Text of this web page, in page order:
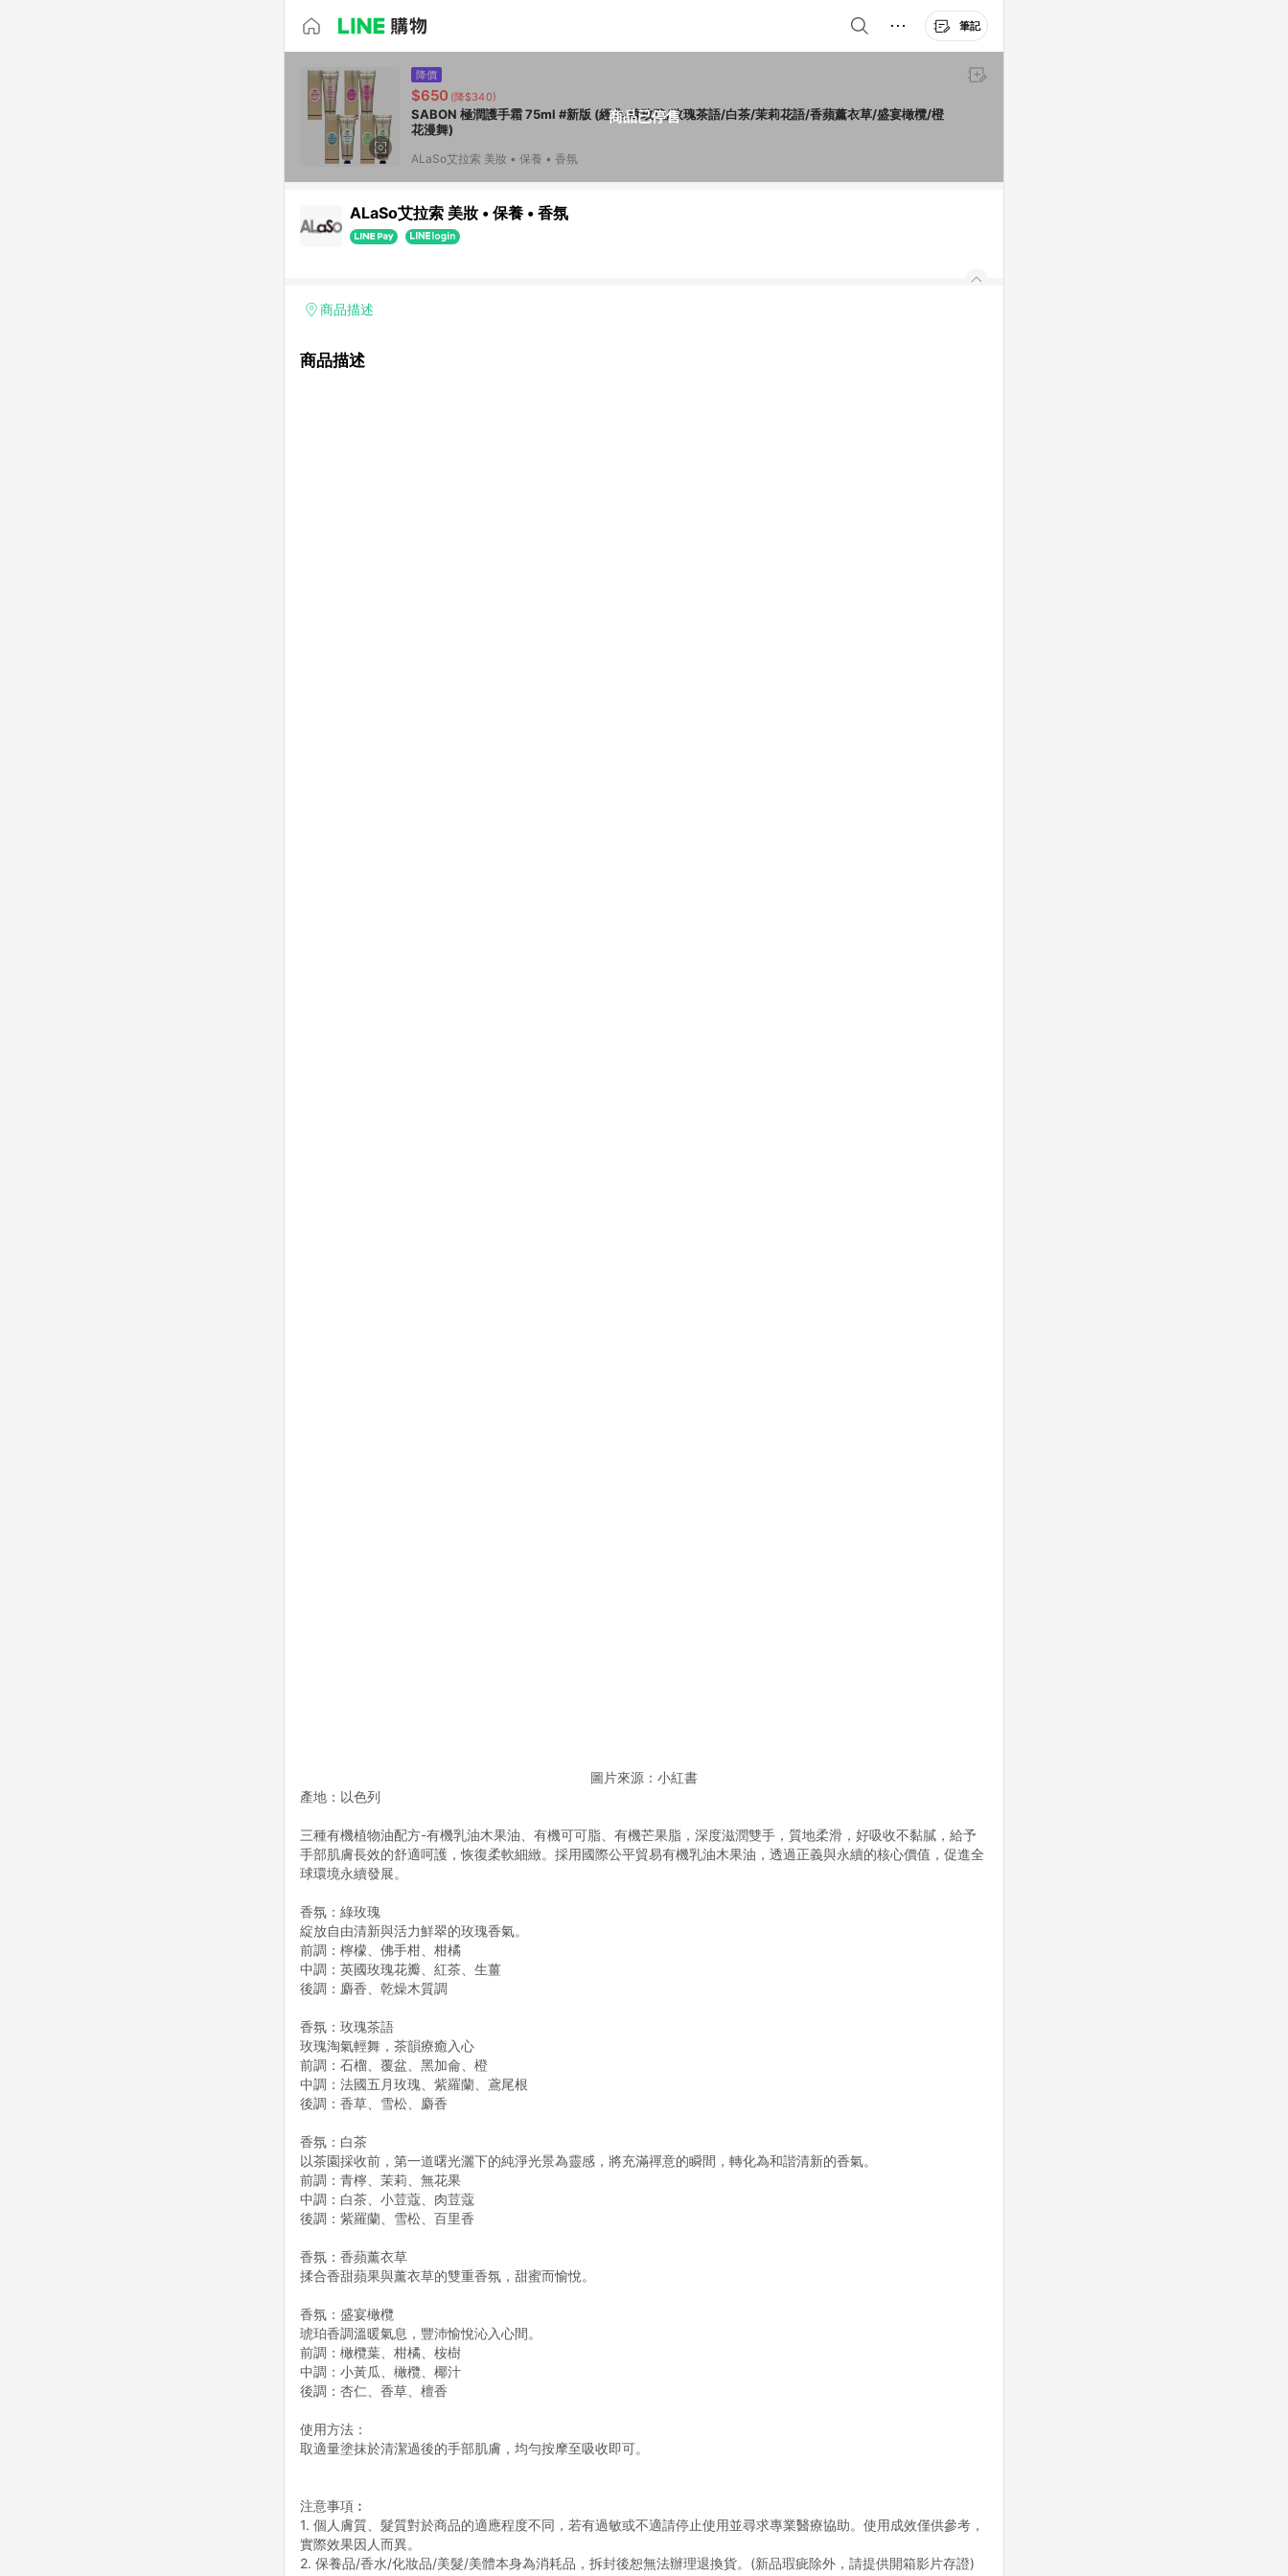
筆記
商品已停售
降價
$650 (降$340)
SABON 極潤護手霜 75ml #新版 (經典/綠玫瑰/玫瑰茶語/白茶/茉莉花語/香蘋薰衣草/盛宴橄欖/橙
花漫舞)
ALaSo艾拉索 美妝 • 保養 • 香氛
ALaSo艾拉索 美妝 • 保養 • 香氛
商品描述
商品描述
圖片來源：小紅書
產地：以色列
三種有機植物油配方-有機乳油木果油、有機可可脂、有機芒果脂，深度滋潤雙手，質地柔滑，好吸收不黏膩，給予
手部肌膚長效的舒適呵護，恢復柔軟細緻。採用國際公平貿易有機乳油木果油，透過正義與永續的核心價值，促進全
球環境永續發展。
香氛：綠玫瑰
綻放自由清新與活力鮮翠的玫瑰香氣。
前調：檸檬、佛手柑、柑橘
中調：英國玫瑰花瓣、紅茶、生薑
後調：麝香、乾燥木質調
香氛：玫瑰茶語
玫瑰淘氣輕舞，茶韻療癒入心
前調：石榴、覆盆、黑加侖、橙
中調：法國五月玫瑰、紫羅蘭、鳶尾根
後調：香草、雪松、麝香
香氛：白茶
以茶園採收前，第一道曙光灑下的純淨光景為靈感，將充滿禪意的瞬間，轉化為和諧清新的香氣。
前調：青檸、茉莉、無花果
中調：白茶、小荳蔻、肉荳蔻
後調：紫羅蘭、雪松、百里香
香氛：香蘋薰衣草
揉合香甜蘋果與薰衣草的雙重香氛，甜蜜而愉悅。
香氛：盛宴橄欖
琥珀香調溫暖氣息，豐沛愉悅沁入心間。
前調：橄欖葉、柑橘、桉樹
中調：小黃瓜、橄欖、椰汁
後調：杏仁、香草、檀香
使用方法：
取適量塗抹於清潔過後的手部肌膚，均勻按摩至吸收即可。
注意事項︰
1. 個人膚質、髮質對於商品的適應程度不同，若有過敏或不適請停止使用並尋求專業醫療協助。使用成效僅供參考，
實際效果因人而異。
2. 保養品/香水/化妝品/美髮/美體本身為消耗品，拆封後恕無法辦理退換貨。(新品瑕疵除外，請提供開箱影片存證)